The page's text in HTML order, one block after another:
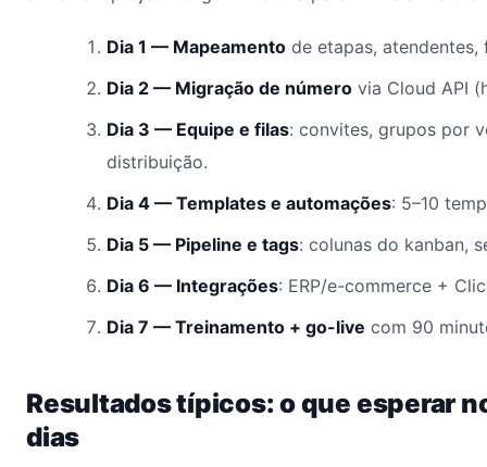
Dia 1 — Mapeamento de etapas, atendentes,
Dia 2 — Migração de número via Cloud API
Dia 3 — Equipe e filas: convites, grupos por
distribuição.
Dia 4 — Templates e automações: 5–10
Dia 5 — Pipeline e tags: colunas do kanban,
Dia 6 — Integrações: ERP/e-commerce +
Dia 7 — Treinamento + go-live com 90
Resultados típicos: o que esperar
dias